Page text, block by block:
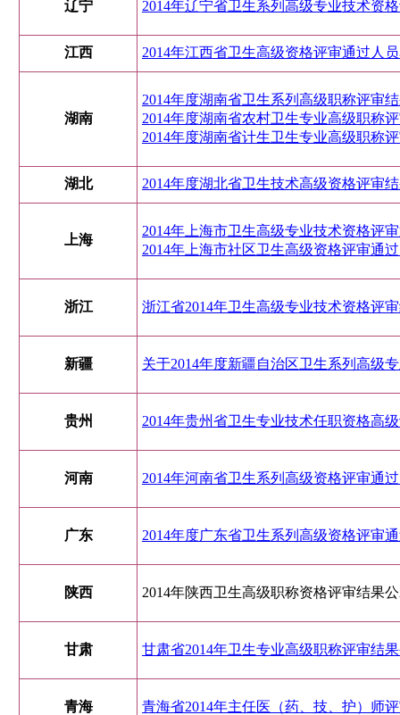
辽宁 2014年辽宁省卫生系列高级专业技术资
江西 2014年江西省卫生高级资格评审通过人
湖南
2014年度湖南省卫生系列高级职称评审
2014年度湖南省农村卫生专业高级职称
2014年度湖南省计生卫生专业高级职称
湖北 2014年度湖北省卫生技术高级资格评审
上海
2014年上海市卫生高级专业技术资格评
2014年上海市社区卫生高级资格评审通
浙江 浙江省2014年卫生高级专业技术资格评
新疆 关于2014年度新疆自治区卫生系列高级
贵州 2014年贵州省卫生专业技术任职资格高
河南 2014年河南省卫生系列高级资格评审通
广东 2014年度广东省卫生系列高级资格评审
陕西 2014年陕西卫生高级职称资格评审结果
甘肃 甘肃省2014年卫生专业高级职称评审结
青海 青海省2014年主任医（药、技、护）师